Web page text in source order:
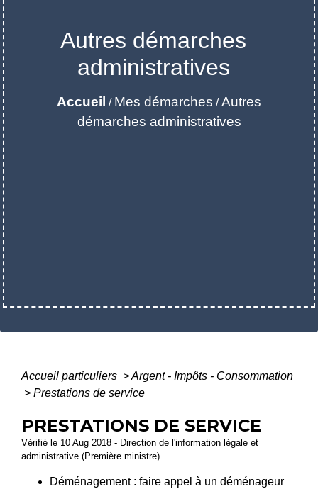
Autres démarches
administratives
Accueil / Mes démarches /Autres
démarches administratives
Accueil particuliers >Argent - Impôts - Consommation
> Prestations de service
PRESTATIONS DE SERVICE
Vérifié le 10 Aug 2018 - Direction de l'information légale et
administrative (Première ministre)
Déménagement : faire appel à un déménageur